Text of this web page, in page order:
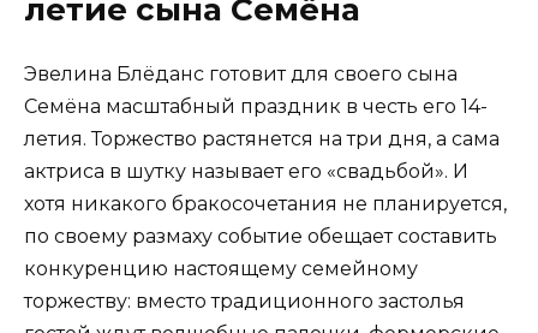
летие сына Семёна
Эвелина Блёданс готовит для своего сына
Семёна масштабный праздник в честь его 14-
летия. Торжество растянется на три дня, а сама
актриса в шутку называет его «свадьбой». И
хотя никакого бракосочетания не планируется,
по своему размаху событие обещает составить
конкуренцию настоящему семейному
торжеству: вместо традиционного застолья